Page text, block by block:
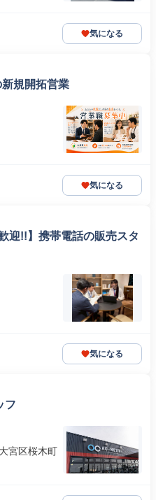
気になる
規開拓営業
気になる
迎!!】携帯電話の販売スタ
気になる
フ
宮区桜木町